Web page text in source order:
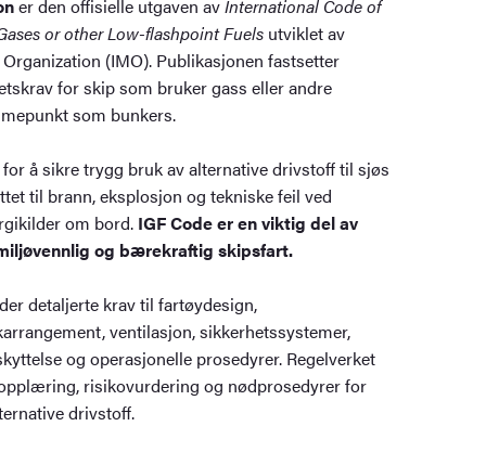
er den offisielle utgaven avInternational Code of
or other Low-flashpoint Fuelsutviklet av
(IMO). Publikasjonen fastsetter
for skip som bruker gass eller andre
som bunkers.
å sikre trygg bruk av alternative drivstoff til sjøs
til brann, eksplosjon og tekniske feil ved
om bord. IGF Code er en viktig del av
og bærekraftig skipsfart.
detaljerte krav til fartøydesign,
ventilasjon, sikkerhetssystemer,
og operasjonelle prosedyrer. Regelverket
risikovurdering og nødprosedyrer for
drivstoff.